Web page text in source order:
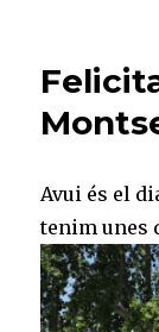
Avui és el
tenim unes